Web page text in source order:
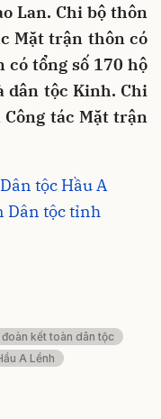
Lan. Chi bộ thôn
Mặt trận thôn có
có tổng số 170 hộ
dân tộc Kinh. Chi
tác Mặt trận
tộc Hầu A
Dân tộc tỉnh
kết toàn dân tộc
A Lềnh